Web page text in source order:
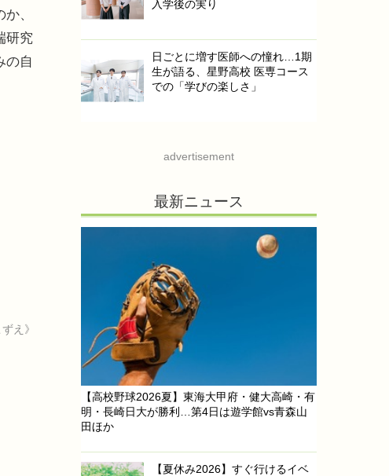
、
研究
の自
え》
入学後の実り
日ごとに増す医師への憧れ…1期
生が語る、星野高校 医専コース
での「学びの楽しさ」
advertisement
最新ニュース
【高校野球2026夏】東海大甲府・健大高崎・有
明・長崎日大が勝利…第4日は遊学館vs青森山
田ほか
【夏休み2026】すぐ行けるイベ